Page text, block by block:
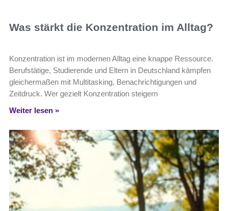
Was stärkt die Konzentration im Alltag?
Konzentration ist im modernen Alltag eine knappe Ressource.
Berufstätige, Studierende und Eltern in Deutschland kämpfen
gleichermaßen mit Multitasking, Benachrichtigungen und
Zeitdruck. Wer gezielt Konzentration steigern
Weiter lesen »